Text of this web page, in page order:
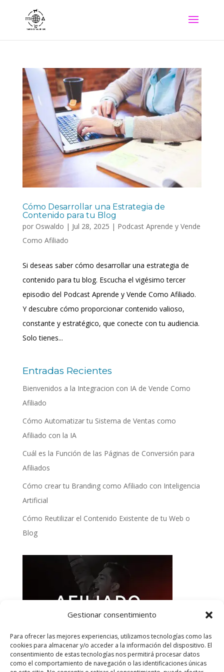
Gestionar consentimiento
Para ofrecer las mejores experiencias, utilizamos tecnologías como las
cookies para almacenar y/o acceder a la información del dispositivo. El
consentimiento de estas tecnologías nos permitirá procesar datos
como el comportamiento de navegación o las identificaciones únicas
Cómo Desarrollar una Estrategia de
Contenido para tu Blog
por Oswaldo | Jul 28, 2025 | Podcast Aprende y Vende
Como Afiliado
Si deseas saber cómo desarrollar una estrategia de
contenido para tu blog. Escucha el vigésimo tercer
episodio del Podcast Aprende y Vende Como Afiliado.
Y descubre cómo proporcionar contenido valioso,
constante y estratégico, que conecte con tu audiencia.
Solo tienes...
Entradas Recientes
Bienvenidos a la Integracion con IA de Vende Como
Afiliado
Cómo Automatizar tu Sistema de Ventas como
Afiliado con la IA
Cuál es la Función de las Páginas de Conversión para
Afiliados
Cómo crear tu Branding como Afiliado con Inteligencia
Artificial
Cómo Reutilizar el Contenido Existente de tu Web o
Blog